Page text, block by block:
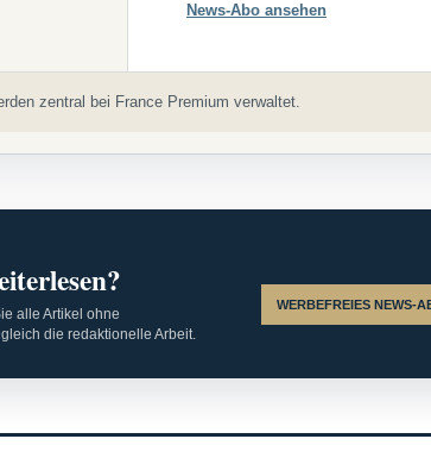
News-Abo ansehen
zentral bei France Premium verwaltet.
alle Artikel ohne
die redaktionelle Arbeit.
WERBEFREIES NEWS-